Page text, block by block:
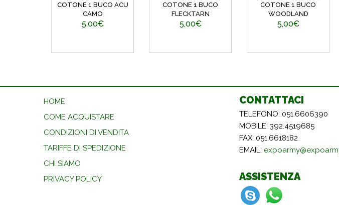
COTONE 1 BUCO ACU
CAMO
5,00€
COTONE 1 BUCO
FLECKTARN
5,00€
COTONE 1 BUCO
WOODLAND
5,00€
HOME
COME ACQUISTARE
CONDIZIONI DI VENDITA
TARIFFE DI SPEDIZIONE
CHI SIAMO
PRIVACY POLICY
CONTATTACI
TELEFONO: 051.6606390
MOBILE: 392.4519685
FAX: 051.6618182
EMAIL:
ASSISTENZA